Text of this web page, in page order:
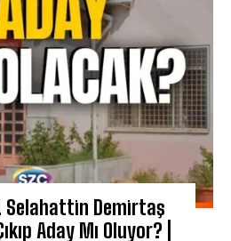
Selahattin Demirtaş
Aday Mı Oluyor? |